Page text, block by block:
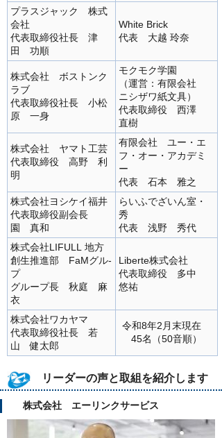
プラスジャック 株式
会社
代表取締役社長 津
田 功順
White Brick
代表 大越 玲奈
株式会社 ボストンク
ラブ
代表取締役社長 小松
原 一身
モクモク学園
（運営：有限会社
ニシザワ紙文具）
代表取締役 西澤
直樹
株式会社 ヤマト工芸
代表取締役 高野 利
明
有限会社 ユー・エ
フ・オー・アカデミ
ー
代表 石本 雅之
株式会社ヨシケイ福井
代表取締役副会長
園 真和
らいふでざいん室・
秀
代表 浅野 秀代
株式会社LIFULL 地方
創生推進部 FaMグル-
プ
グループ長 秋庭 麻
衣
Liberte株式会社
代表取締役 多中
悠祐
株式会社ワカヤマ
代表取締役社長 若
山 健太郎
令和8年2月末現在
45名（50音順）
リーダーの声と取組を紹介します
株式会社 エーリンクサービス